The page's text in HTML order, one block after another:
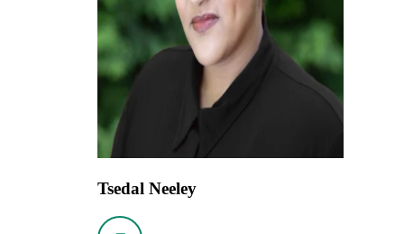
Tsedal Neeley